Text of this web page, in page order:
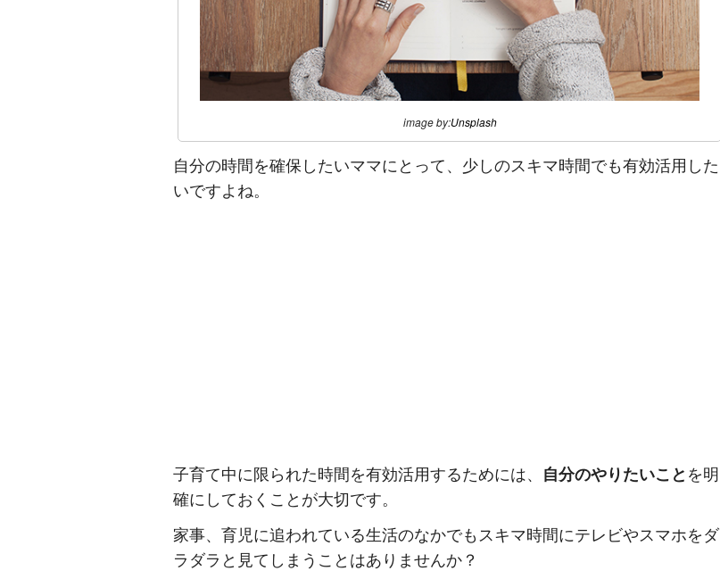
image by:Unsplash
自分の時間を確保したいママにとって、少しのスキマ時間でも有効活用した
いですよね。
子育て中に限られた時間を有効活用するためには、 自分のやりたいこと を明
確にしておくことが大切です。
家事、育児に追われている生活のなかでもスキマ時間にテレビやスマホをダ
ラダラと見てしまうことはありませんか？